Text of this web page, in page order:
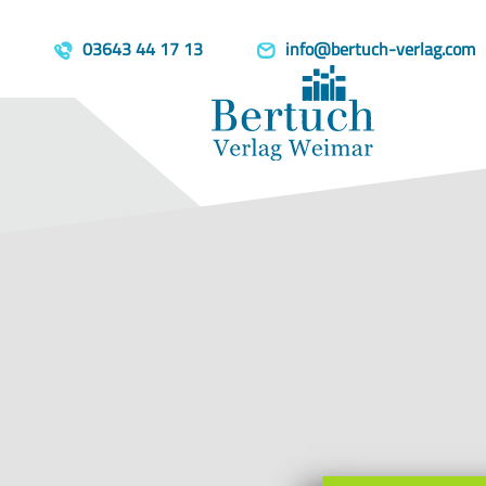
03643 44 17 13 info@bertuch-verlag.com
template=book, parent=/produkte/, include=hidden,